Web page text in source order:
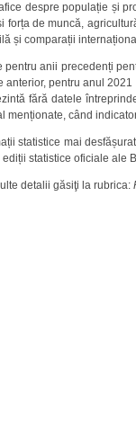
despre populație și
forța de muncă,
și comparații
pentru anii precedenți
anterior, pentru anul
fără datele
menționate, când
statistice mai
ediții statistice oficiale ale
detalii găsiţi la rubrica: